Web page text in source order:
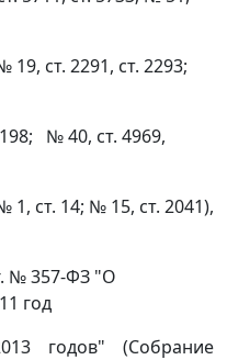
19, ст. 2291, ст. 2293;
№ 40, ст. 4969,
1, ст. 14; № 15, ст. 2041),
№ 357-ФЗ "О
год
годов" (Собрание